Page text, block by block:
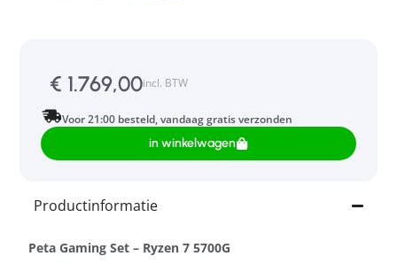
€ 1.769,00incl. BTW
Voor 21:00 besteld, vandaag gratis verzonden
in winkelwagen
Productinformatie
Peta Gaming Set – Ryzen 7 5700G